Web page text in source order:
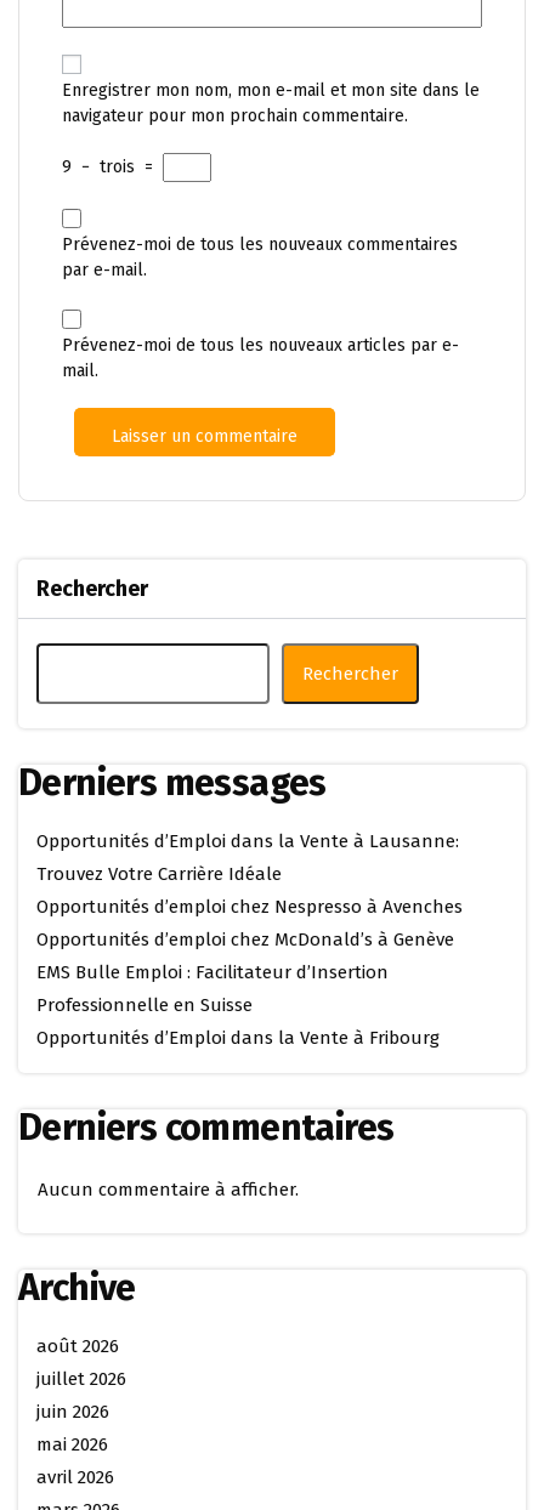
Enregistrer mon nom, mon e-mail et mon site dans le
navigateur pour mon prochain commentaire.
9 − trois =
Prévenez-moi de tous les nouveaux commentaires
par e-mail.
Prévenez-moi de tous les nouveaux articles par e-
mail.
Rechercher
Rechercher
Derniers messages
Opportunités d’Emploi dans la Vente à Lausanne:
Trouvez Votre Carrière Idéale
Opportunités d’emploi chez Nespresso à Avenches
Opportunités d’emploi chez McDonald’s à Genève
EMS Bulle Emploi : Facilitateur d’Insertion
Professionnelle en Suisse
Opportunités d’Emploi dans la Vente à Fribourg
Derniers commentaires
Aucun commentaire à afficher.
Archive
août 2026
juillet 2026
juin 2026
mai 2026
avril 2026